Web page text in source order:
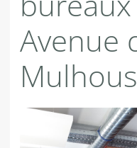
Avenue